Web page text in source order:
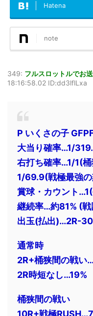
Hatena
note
349: フルスロットルでお
18:16:58.02 ID:dd3lflLxa
P いくさの子
大当り確率…1/
右打ち確率…1/1(桶
1/69.9(戦極最強
賞球・カウント
継続率…約81% (
出玉(払出)…2R-
通常時
2R+桶狭間の戦い
2R時短なし…19%
桶狭間の戦い
10R+戦極